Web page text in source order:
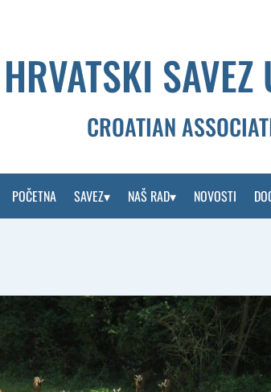
HRVATSKI
CROATIAN
POČETNA SAVEZ NAŠ RAD NOVOSTI